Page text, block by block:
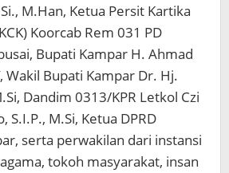
M.Han, Ketua Persit Kartika
Koorcab Rem 031 PD
Bupati Kampar H. Ahmad
Wakil Bupati Kampar Dr. Hj.
Dandim 0313/KPR Letkol Czi
S.I.P., M.Si, Ketua DPRD
serta perwakilan dari instansi
tokoh masyarakat, insan